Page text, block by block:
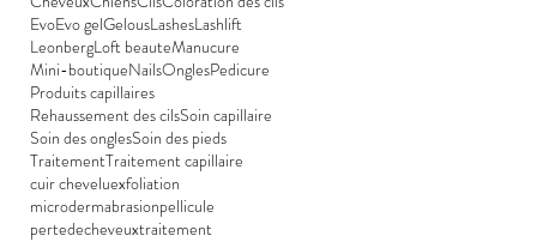
EvoEvo gelGelousLashesLashlift
LeonbergLoft beauteManucure
Mini-boutiqueNailsOnglesPedicure
Produits capillaires
Rehaussement des cilsSoin capillaire
Soin des onglesSoin des pieds
TraitementTraitement capillaire
cuir cheveluexfoliation
microdermabrasionpellicule
pertedecheveuxtraitement